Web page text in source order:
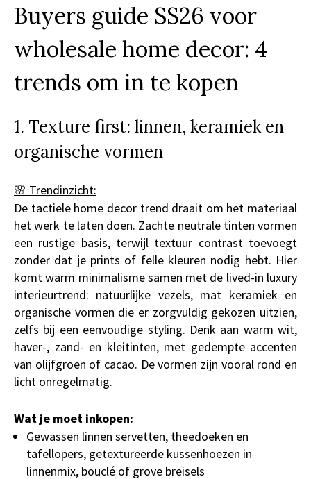
Buyers guide SS26 voor
wholesale home decor: 4
trends om in te kopen
1. Texture first: linnen, keramiek en
organische vormen
🌸 Trendinzicht:
De tactiele home decor trend draait om het materiaal
het werk te laten doen. Zachte neutrale tinten vormen
een rustige basis, terwijl textuur contrast toevoegt
zonder dat je prints of felle kleuren nodig hebt. Hier
komt warm minimalisme samen met de lived-in luxury
interieurtrend: natuurlijke vezels, mat keramiek en
organische vormen die er zorgvuldig gekozen uitzien,
zelfs bij een eenvoudige styling. Denk aan warm wit,
haver-, zand- en kleitinten, met gedempte accenten
van olijfgroen of cacao. De vormen zijn vooral rond en
licht onregelmatig.
Wat je moet inkopen:
Gewassen linnen servetten, theedoeken en
tafellopers, getextureerde kussenhoezen in
linnenmix, bouclé of grove breisels